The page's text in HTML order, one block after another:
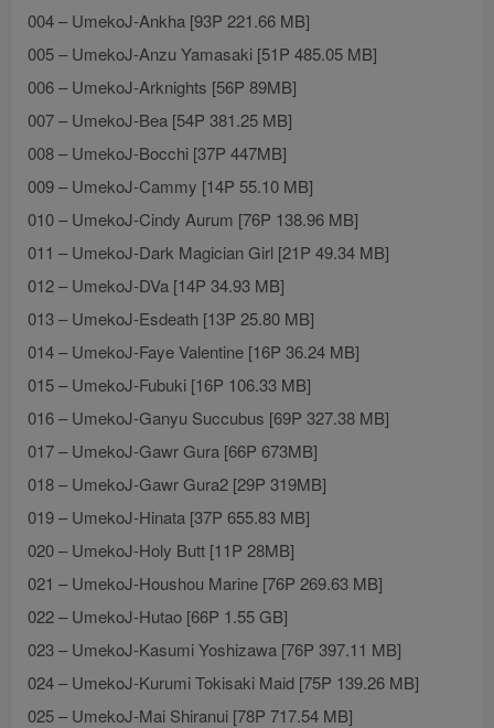
004 – UmekoJ-Ankha [93P 221.66 MB]
005 – UmekoJ-Anzu Yamasaki [51P 485.05 MB]
006 – UmekoJ-Arknights [56P 89MB]
007 – UmekoJ-Bea [54P 381.25 MB]
008 – UmekoJ-Bocchi [37P 447MB]
009 – UmekoJ-Cammy [14P 55.10 MB]
010 – UmekoJ-Cindy Aurum [76P 138.96 MB]
011 – UmekoJ-Dark Magician Girl [21P 49.34 MB]
012 – UmekoJ-DVa [14P 34.93 MB]
013 – UmekoJ-Esdeath [13P 25.80 MB]
014 – UmekoJ-Faye Valentine [16P 36.24 MB]
015 – UmekoJ-Fubuki [16P 106.33 MB]
016 – UmekoJ-Ganyu Succubus [69P 327.38 MB]
017 – UmekoJ-Gawr Gura [66P 673MB]
018 – UmekoJ-Gawr Gura2 [29P 319MB]
019 – UmekoJ-Hinata [37P 655.83 MB]
020 – UmekoJ-Holy Butt [11P 28MB]
021 – UmekoJ-Houshou Marine [76P 269.63 MB]
022 – UmekoJ-Hutao [66P 1.55 GB]
023 – UmekoJ-Kasumi Yoshizawa [76P 397.11 MB]
024 – UmekoJ-Kurumi Tokisaki Maid [75P 139.26 MB]
025 – UmekoJ-Mai Shiranui [78P 717.54 MB]